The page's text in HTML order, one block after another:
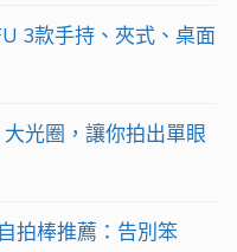
3款手持、夾式、桌面
光圈，讓你拍出單眼
拍棒推薦：告別笨